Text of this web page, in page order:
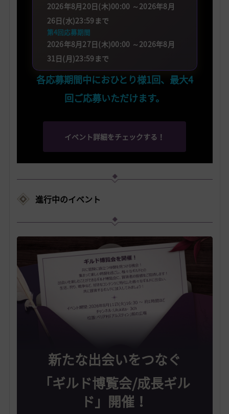
2026年8月20日(木)00:00 ～2026年8月
26日(水)23:59まで
第4回応募期間
2026年8月27日(木)00:00 ～2026年8月
31日(月)23:59まで
各応募期間中におひとり様1回、最大4
回ご応募いただけます。
イベント詳細をチェックする！
進行中のイベント
新たな出会いをつなぐ
「ギルド博覧会/成長ギル
ド」開催！